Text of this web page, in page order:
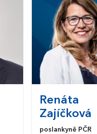
Renáta
Zajíčková
poslankyně PČR